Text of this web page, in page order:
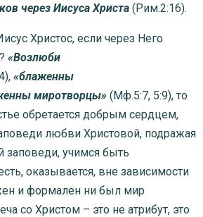
через Иисуса Христа (Рим.2:16).
Христос, если через Него
«Возлюби
«блаженны
миротворцы» (Мф.5:7, 5:9), то
обретается добрым сердцем,
любви Христовой, подражая
заповеди, учимся быть
оказывается, вне зависимости
и формален ни был мир
со Христом – это не атрибут, это